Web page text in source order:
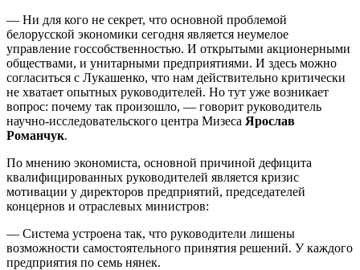
— Ни для кого не секрет, что основной проблемой
белорусской экономики сегодня является неумелое
управление госсобственностью. И открытыми акционерными
обществами, и унитарными предприятиями. И здесь можно
согласиться с Лукашенко, что нам действительно критически
не хватает опытных руководителей. Но тут уже возникает
вопрос: почему так произошло, — говорит руководитель
научно-исследовательского центра Мизеса Ярослав
Романчук.
По мнению экономиста, основной причиной дефицита
квалифицированных руководителей является кризис
мотивации у директоров предприятий, председателей
концернов и отраслевых министров:
— Система устроена так, что руководители лишены
возможности самостоятельного принятия решений. У каждого
предприятия по семь нянек.